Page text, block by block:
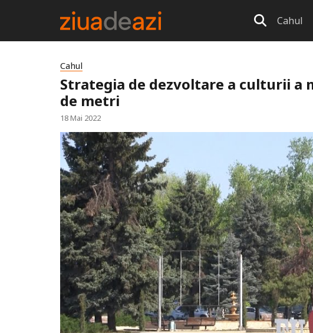
Cahul
Cahul
Strategia de dezvoltare a culturii a
de metri
18 Mai 2022